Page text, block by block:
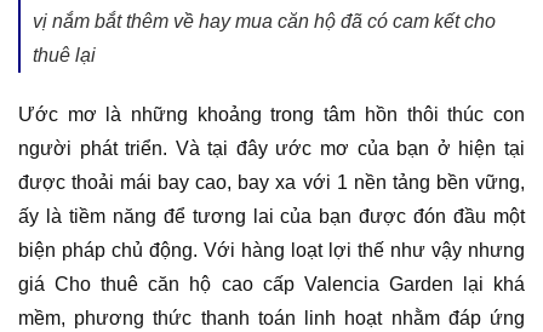
vị nắm bắt thêm về hay mua căn hộ đã có cam kết cho
thuê lại
Ước mơ là những khoảng trong tâm hồn thôi thúc con
người phát triển. Và tại đây ước mơ của bạn ở hiện tại
được thoải mái bay cao, bay xa với 1 nền tảng bền vững,
ấy là tiềm năng để tương lai của bạn được đón đầu một
biện pháp chủ động. Với hàng loạt lợi thế như vậy nhưng
giá Cho thuê căn hộ cao cấp Valencia Garden lại khá
mềm, phương thức thanh toán linh hoạt nhằm đáp ứng